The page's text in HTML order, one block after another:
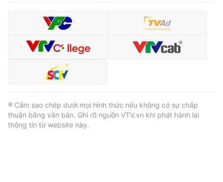
® Cấm sao chép dưới mọi hình thức nếu không có sự chấp
thuận bằng văn bản. Ghi rõ nguồn VTV.vn khi phát hành lại
thông tin từ website này.